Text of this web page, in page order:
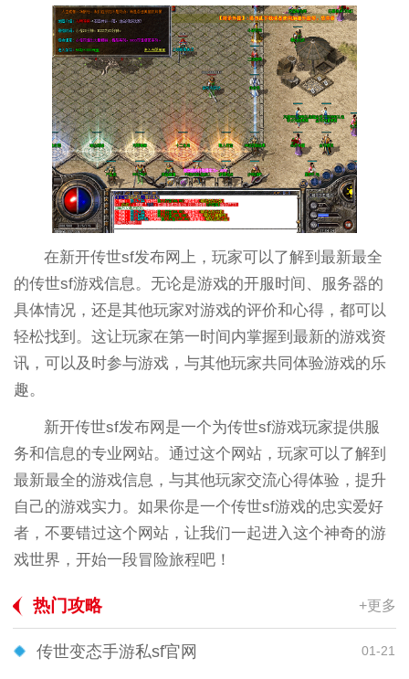
在新开传世sf发布网上，玩家可以了解到最新最全
的传世sf游戏信息。无论是游戏的开服时间、服务器的
具体情况，还是其他玩家对游戏的评价和心得，都可以
轻松找到。这让玩家在第一时间内掌握到最新的游戏资
讯，可以及时参与游戏，与其他玩家共同体验游戏的乐
趣。
新开传世sf发布网是一个为传世sf游戏玩家提供服
务和信息的专业网站。通过这个网站，玩家可以了解到
最新最全的游戏信息，与其他玩家交流心得体验，提升
自己的游戏实力。如果你是一个传世sf游戏的忠实爱好
者，不要错过这个网站，让我们一起进入这个神奇的游
戏世界，开始一段冒险旅程吧！
热门攻略 +更多
传世变态手游私sf官网 01-21